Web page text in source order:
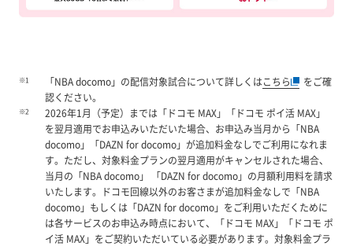
※1 「NBA docomo」の配信対象試合について詳しくはこちら
をご確
認ください。
※2
2026年1月（予定）までは「ドコモ MAX」「ドコモ ポイ活 MAX」
を翌月適用でお申込みいただいた場合、お申込み当月から「NBA
docomo」「DAZN for docomo」が追加料金なしでご利用になれま
す。ただし、対象料金プランの翌月適用がキャンセルされた場合、
当月の「NBA docomo」 「DAZN for docomo」の月額利用料を請求
いたします。ドコモ回線以外のお客さまが追加料金なしで「NBA
docomo」もしくは「DAZN for docomo」をご利用いただくために
は各サービスのお申込み時点において、「ドコモ MAX」「ドコモ ポ
イ活 MAX」をご契約いただいている必要があります。対象料金プラ